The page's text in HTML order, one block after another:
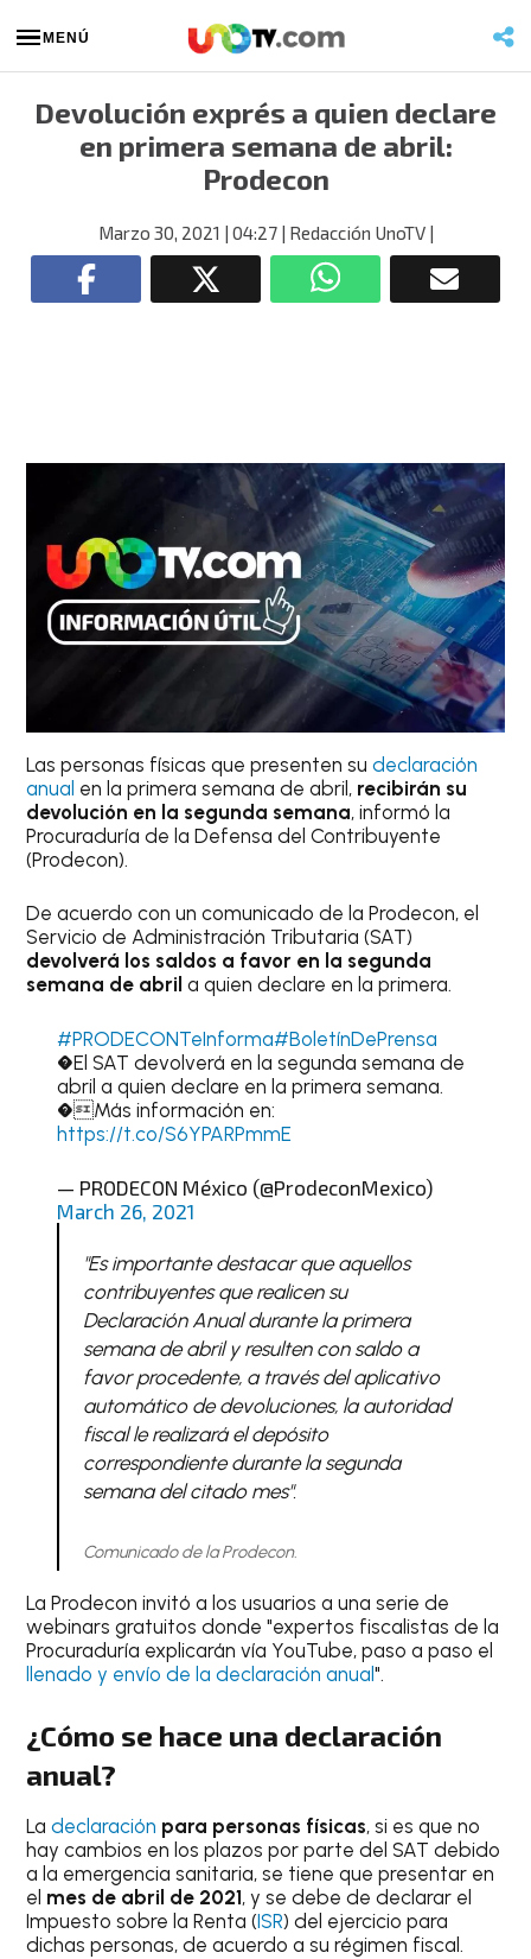
MENÚ
Devolución exprés a quien declare
en primera semana de abril:
Prodecon
Marzo 30, 2021 | 04:27| Redacción UnoTV|
Las personas físicas que presenten sudeclaración
anual en la primera semana de abril, recibirán su
devolución en la segunda semana, informó la
Procuraduría de la Defensa del Contribuyente
(Prodecon).
De acuerdo con un comunicado de la Prodecon, el
Servicio de Administración Tributaria (SAT)
devolverá los saldos a favor en la segunda
semana de abril a quien declare en la primera.
#PRODECONTeInforma#BoletínDePrensa
�El SAT devolverá en la segunda semana de
abril a quien declare en la primera semana.
�Más información en:
https://t.co/S6YPARPmmE
— PRODECON México (@ProdeconMexico)
March 26, 2021
"Es importante destacar que aquellos
contribuyentes que realicen su
Declaración Anual durante la primera
semana de abril y resulten con saldo a
favor procedente, a través del aplicativo
automático de devoluciones, la autoridad
fiscal le realizará el depósito
correspondiente durante la segunda
semana del citado mes".
Comunicado de la Prodecon.
La Prodecon invitó a los usuarios a una serie de
webinars gratuitos donde "expertos fiscalistas de la
Procuraduría explicarán vía YouTube, paso a paso el
llenado y envío de la declaración anual".
¿Cómo se hace una declaración
anual?
Ladeclaración para personas físicas, si es que no
hay cambios en los plazos por parte del SAT debido
a la emergencia sanitaria, se tiene que presentar en
el mes de abril de 2021, y se debe de declarar el
Impuesto sobre la Renta (ISR) del ejercicio para
dichas personas, de acuerdo a su régimen fiscal.